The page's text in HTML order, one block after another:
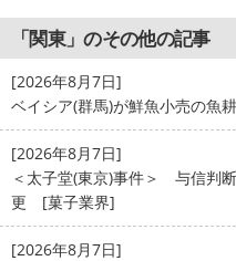
「関東」のその他の記事
[2026年8月7日]
ベイシア(群馬)が鮮魚小売の
[2026年8月7日]
＜太子堂(東京)事件＞ 与信判
更 [菓子業界]
[2026年8月7日]